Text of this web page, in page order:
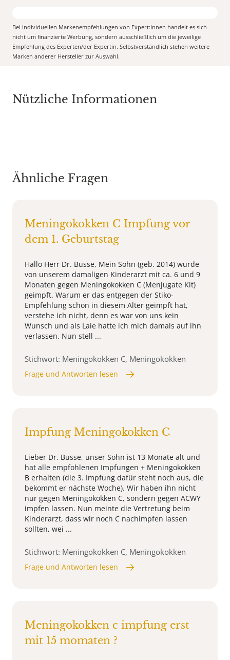
Bei individuellen Markenempfehlungen von Expert:Innen handelt es sich
nicht um finanzierte Werbung, sondern ausschließlich um die jeweilige
Empfehlung des Experten/der Expertin. Selbstverständlich stehen weitere
Marken anderer Hersteller zur Auswahl.
Nützliche Informationen
Ähnliche Fragen
Meningokokken C Impfung vor
dem 1. Geburtstag
Hallo Herr Dr. Busse, Mein Sohn (geb. 2014) wurde
von unserem damaligen Kinderarzt mit ca. 6 und 9
Monaten gegen Meningokokken C (Menjugate Kit)
geimpft. Warum er das entgegen der Stiko-
Empfehlung schon in diesem Alter geimpft hat,
verstehe ich nicht, denn es war von uns kein
Wunsch und als Laie hatte ich mich damals auf ihn
verlassen. Nun stell ...
Stichwort: Meningokokken C, Meningokokken
Frage und Antworten lesen
Impfung Meningokokken C
Lieber Dr. Busse, unser Sohn ist 13 Monate alt und
hat alle empfohlenen Impfungen + Meningokokken
B erhalten (die 3. Impfung dafür steht noch aus, die
bekommt er nächste Woche). Wir haben ihn nicht
nur gegen Meningokokken C, sondern gegen ACWY
impfen lassen. Nun meinte die Vertretung beim
Kinderarzt, dass wir noch C nachimpfen lassen
sollten, wei ...
Stichwort: Meningokokken C, Meningokokken
Frage und Antworten lesen
Meningokokken c impfung erst
mit 15 momaten ?